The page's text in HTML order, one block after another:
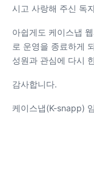
시고 사랑해 주신 독
아쉽게도 케이스냅
로 운영을 종료하게
성원과 관심에 다시
감사합니다.
케이스냅(K-snapp)